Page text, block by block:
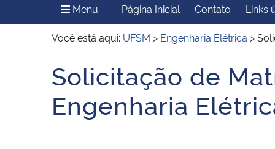
Ministério do Meio Ambiente Ministério do Turismo
Secretaria de Governo
Gabinete de Segurança
Institucional
Menu Menu Principal do Sítio
Página Inicial Contato Links
Você está aqui: UFSM > Engenharia Elétrica >
Início do conteúdo
Solicitação de
Engenharia